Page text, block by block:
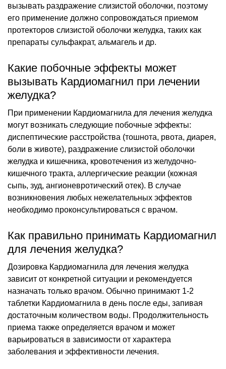
вызывать раздражение слизистой оболочки, поэтому
его применение должно сопровождаться приемом
протекторов слизистой оболочки желудка, таких как
препараты сульфакрат, альмагель и др.
Какие побочные эффекты может
вызывать Кардиомагнил при лечении
желудка?
При применении Кардиомагнила для лечения желудка
могут возникать следующие побочные эффекты:
диспептические расстройства (тошнота, рвота, диарея,
боли в животе), раздражение слизистой оболочки
желудка и кишечника, кровотечения из желудочно-
кишечного тракта, аллергические реакции (кожная
сыпь, зуд, ангионевротический отек). В случае
возникновения любых нежелательных эффектов
необходимо проконсультироваться с врачом.
Как правильно принимать Кардиомагнил
для лечения желудка?
Дозировка Кардиомагнила для лечения желудка
зависит от конкретной ситуации и рекомендуется
назначать только врачом. Обычно принимают 1-2
таблетки Кардиомагнила в день после еды, запивая
достаточным количеством воды. Продолжительность
приема также определяется врачом и может
варьироваться в зависимости от характера
заболевания и эффективности лечения.